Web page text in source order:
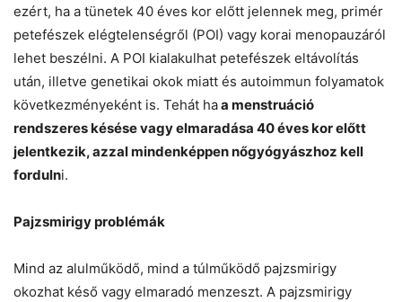
ezért, ha a tünetek 40 éves kor előtt jelennek meg, primér
petefészek elégtelenségről (POI) vagy korai menopauzáról
lehet beszélni. A POI kialakulhat petefészek eltávolítás
után, illetve genetikai okok miatt és autoimmun folyamatok
következményeként is. Tehát haa menstruáció
rendszeres késése vagy elmaradása 40 éves kor előtt
jelentkezik, azzal mindenképpen nőgyógyászhoz kell
fordulni.
Pajzsmirigy problémák
Mind az alulműködő, mind a túlműködő pajzsmirigy
okozhat késő vagy elmaradó menzeszt. A pajzsmirigy